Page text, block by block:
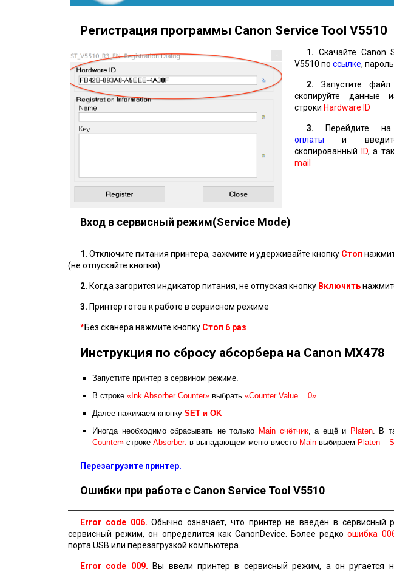
Регистрация программы Canon Service Tool V5510
1. Скачайте Canon
V5510 по ссылке, пароль
2. Запустите файл
скопируйте данные
строки Hardware ID
3. Перейдите
оплаты и
скопированный
ID, а
mail
Вход в сервисный режим(Service Mode)
1. Отключите питания принтера, зажмите и удерживайте кнопку Стоп
(не отпускайте кнопки)
2. Когда загорится индикатор питания, не отпуская кнопку Включить
3. Принтер готов к работе в сервисном режиме
*Без сканера нажмите кнопку Стоп 6 раз
Инструкция по сбросу абсорбера на Canon MX478
Запустите принтер в сервином режиме.
В строке «Ink Absorber Counter» выбрать «Counter Value = 0».
Далее нажимаем кнопку SET и ОK
Иногда необходимо сбрасывать не только Main счётчик, а ещё и Platen. В
Counter» строке Absorber: в выпадающем меню вместо Main выбираем Platen –
Перезагрузите принтер.
Ошибки при работе с Canon Service Tool V5510
Error code 006. Обычно означает, что принтер не введён в сервисный
сервисный режим, он определится как CanonDevice. Более редкоошибка
порта USB или перезагрузкой компьютера.
Error code 009. Вы ввели принтер в сервисный режим, а он ругается